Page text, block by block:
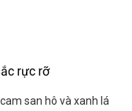
rực rỡ
san hô và xanh lá